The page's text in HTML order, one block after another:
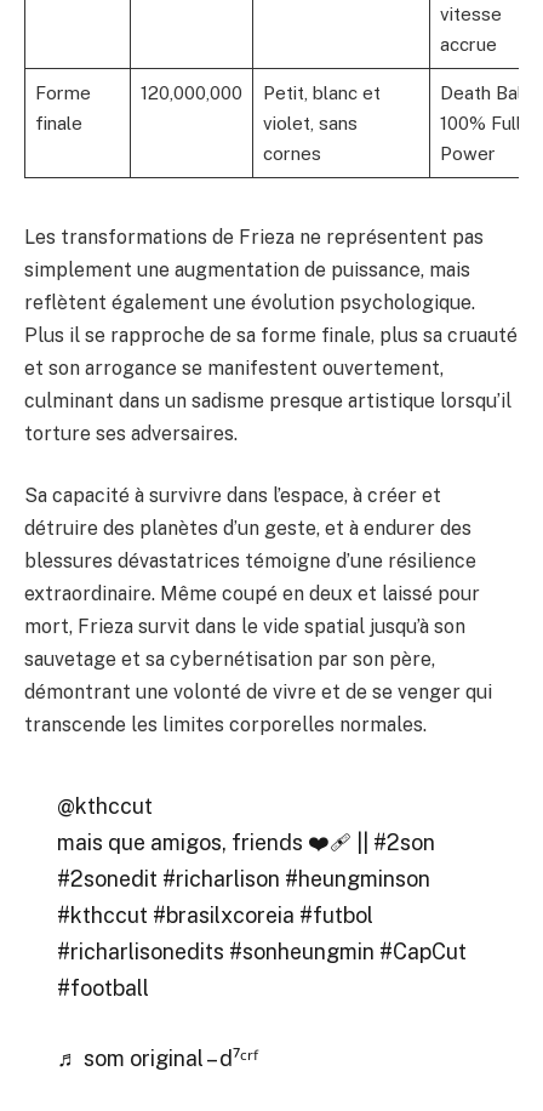
vitesse
accrue
Forme
finale
120,000,000
Petit, blanc et
violet, sans
cornes
Death Ball,
100% Full
Power
Les transformations de Frieza ne représentent pas
simplement une augmentation de puissance, mais
reflètent également une évolution psychologique.
Plus il se rapproche de sa forme finale, plus sa cruauté
et son arrogance se manifestent ouvertement,
culminant dans un sadisme presque artistique lorsqu’il
torture ses adversaires.
Sa capacité à survivre dans l’espace, à créer et
détruire des planètes d’un geste, et à endurer des
blessures dévastatrices témoigne d’une résilience
extraordinaire. Même coupé en deux et laissé pour
mort, Frieza survit dans le vide spatial jusqu’à son
sauvetage et sa cybernétisation par son père,
démontrant une volonté de vivre et de se venger qui
transcende les limites corporelles normales.
@kthccut
mais que amigos, friends ❤️‍🩹 || #2son
#2sonedit #richarlison #heungminson
#kthccut #brasilxcoreia #futbol
#richarlisonedits #sonheungmin #CapCut
#football
♬ som original – d⁷ᶜʳᶠ